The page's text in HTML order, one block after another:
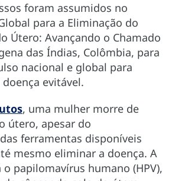
foram assumidos no
para a Eliminação do
Útero: Avançando o Chamado
das Índias, Colômbia, para
nacional e global para
evitável.
, uma mulher morre de
útero, apesar do
ferramentas disponíveis
mesmo eliminar a doença. A
papilomavírus humano (HPV),